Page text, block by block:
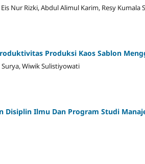
Nur Rizki, Abdul Alimul Karim, Resy Kumala
Produksi Kaos Sablon
Wiwik Sulistiyowati
Disiplin Ilmu Dan Program Studi